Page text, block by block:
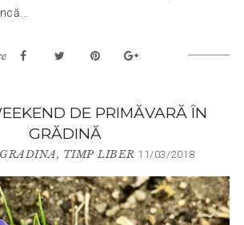
DE PRIMĂVARĂ ÎN
GRĂDINĂ
, TIMP LIBER 11/03/2018